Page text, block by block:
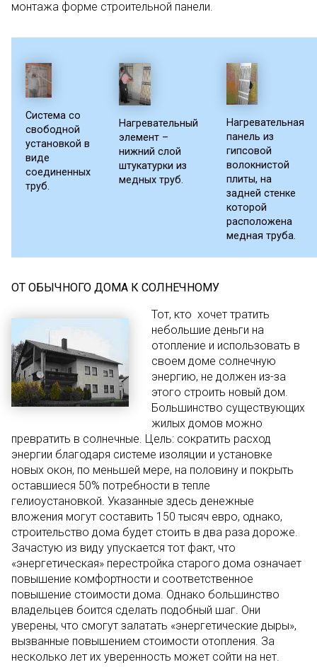
монтажа форме строительной панели.
Система со
свободной
установкой в
виде
соединенных
труб.
Нагревательный
элемент –
нижний слой
штукатурки из
медных труб.
Нагревательная
панель из
гипсовой
волокнистой
плиты, на
задней стенке
которой
расположена
медная труба.
ОТ ОБЫЧНОГО ДОМА К СОЛНЕЧНОМУ
Тот, кто хочет тратить
небольшие деньги на
отопление и использовать в
своем доме солнечную
энергию, не должен из-за
этого строить новый дом.
Большинство существующих
жилых домов можно
превратить в солнечные. Цель: сократить расход
энергии благодаря системе изоляции и установке
новых окон, по меньшей мере, на половину и покрыть
оставшиеся 50% потребности в тепле
гелиоустановкой. Указанные здесь денежные
вложения могут составить 150 тысяч евро, однако,
строительство дома будет стоить в два раза дороже.
Зачастую из виду упускается тот факт, что
«энергетическая» перестройка старого дома означает
повышение комфортности и соответственное
повышение стоимости дома. Однако большинство
владельцев боится сделать подобный шаг. Они
уверены, что смогут залатать «энергетические дыры»,
вызванные повышением стоимости отопления. За
несколько лет их уверенность может сойти на нет.